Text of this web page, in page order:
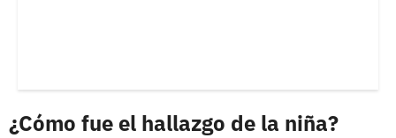
¿Cómo fue el hallazgo de la niña?